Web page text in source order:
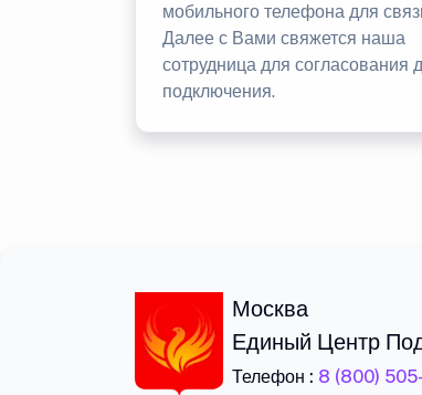
мобильного телефона для
Далее с Вами свяжется наша
сотрудница для согласования
подключения.
Москва
Единый Центр
Телефон : 8 (800)